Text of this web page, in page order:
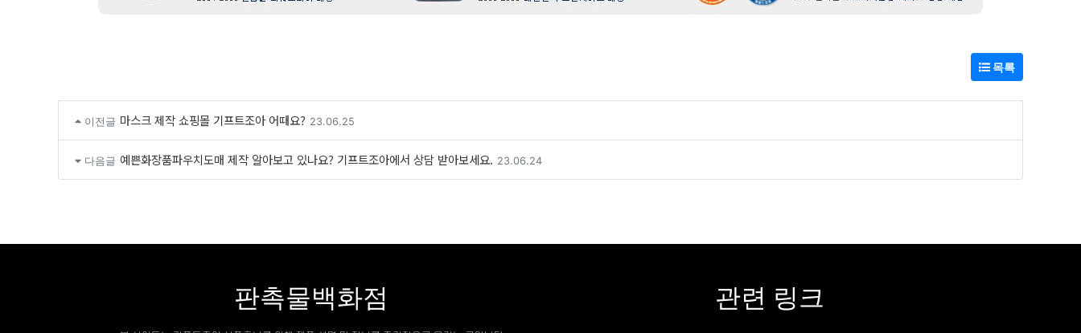
목록
이전글 마스크 제작 쇼핑몰 기프트조아 어때요? 23.06.25
다음글 예쁜화장품파우치도매 제작 알아보고 있나요? 기프트조아에서 상담 받아보세요. 23.06.24
판촉물백화점 관련 링크